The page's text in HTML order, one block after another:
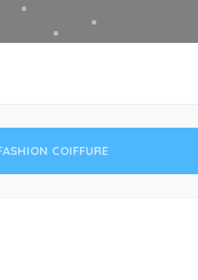
COIFFURE